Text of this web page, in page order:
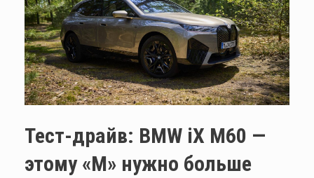
Тест-драйв: BMW iX M60 —
этому «M» нужно больше